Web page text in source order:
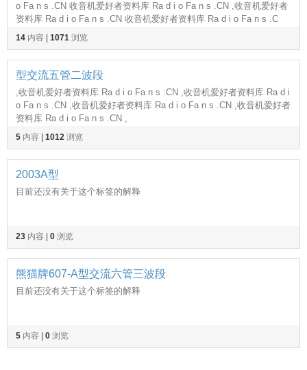
o Fa n s .CN 收音机爱好者资料库 Ra d i o Fa n s .CN ,收音机爱好者
资料库 Ra d i o Fa n s .CN 收音机爱好者资料库 Ra d i o Fa n s .C
14 内容 1071 浏览
型交流五管二波段
,收音机爱好者资料库 Ra d i o Fa n s .CN ,收音机爱好者资料库 Ra d i
o Fa n s .CN ,收音机爱好者资料库 Ra d i o Fa n s .CN ,收音机爱好者
资料库 Ra d i o Fa n s .CN ,
5 内容 1012 浏览
2003A型
目前还没有关于这个标签的解释
23 内容 0 浏览
熊猫牌607-A型交流六管三波段
目前还没有关于这个标签的解释
5 内容 0 浏览